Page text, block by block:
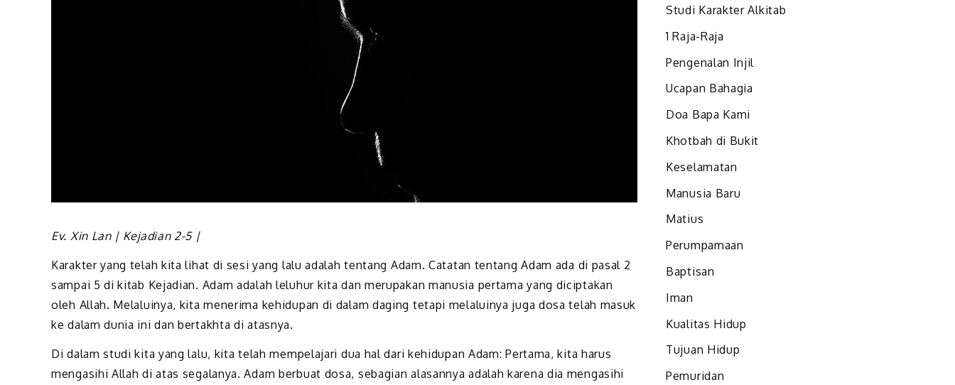
Ev. Xin Lan | Kejadian 2-5 |
Karakter yang telah kita lihat di sesi yang lalu adalah tentang Adam. Catatan tentang Adam ada di pasal 2
sampai 5 di kitab Kejadian. Adam adalah leluhur kita dan merupakan manusia pertama yang diciptakan
oleh Allah. Melaluinya, kita menerima kehidupan di dalam daging tetapi melaluinya juga dosa telah masuk
ke dalam dunia ini dan bertakhta di atasnya.
Di dalam studi kita yang lalu, kita telah mempelajari dua hal dari kehidupan Adam: Pertama, kita harus
mengasihi Allah di atas segalanya. Adam berbuat dosa, sebagian alasannya adalah karena dia mengasihi
Studi Karakter Alkitab
1 Raja-Raja
Pengenalan Injil
Ucapan Bahagia
Doa Bapa Kami
Khotbah di Bukit
Keselamatan
Manusia Baru
Matius
Perumpamaan
Baptisan
Iman
Kualitas Hidup
Tujuan Hidup
Pemuridan